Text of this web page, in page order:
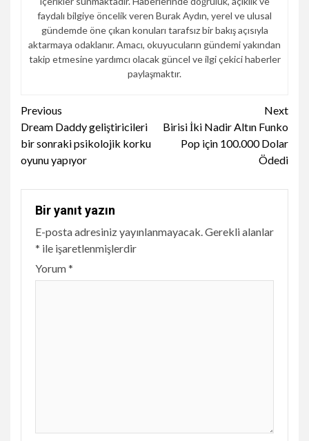
faydalı bilgiye öncelik veren Burak Aydın, yerel ve ulusal
gündemde öne çıkan konuları tarafsız bir bakış açısıyla
aktarmaya odaklanır. Amacı, okuyucuların gündemi yakından
takip etmesine yardımcı olacak güncel ve ilgi çekici haberler
paylaşmaktır.
Continue
Reading
Previous
Dream Daddy geliştiricileri
bir sonraki psikolojik korku
oyunu yapıyor
Next
Birisi İki Nadir Altın Funko
Pop için 100.000 Dolar
Ödedi
Bir yanıt yazın
E-posta adresiniz yayınlanmayacak.Gerekli alanlar
* ile işaretlenmişlerdir
Yorum*